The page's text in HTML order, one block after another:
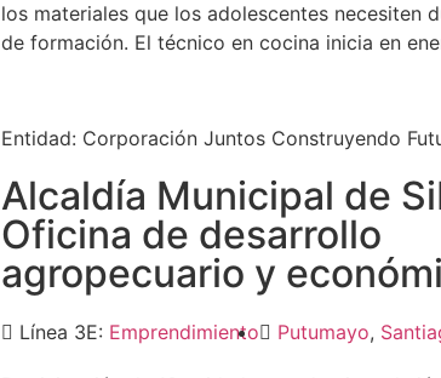
los materiales que los adolescentes necesiten
de formación. El técnico en cocina inicia en
Entidad: Corporación Juntos Construyendo
Alcaldía Municipal de
Oficina de desarrollo
agropecuario y
Línea 3E: Emprendimiento Putumayo,